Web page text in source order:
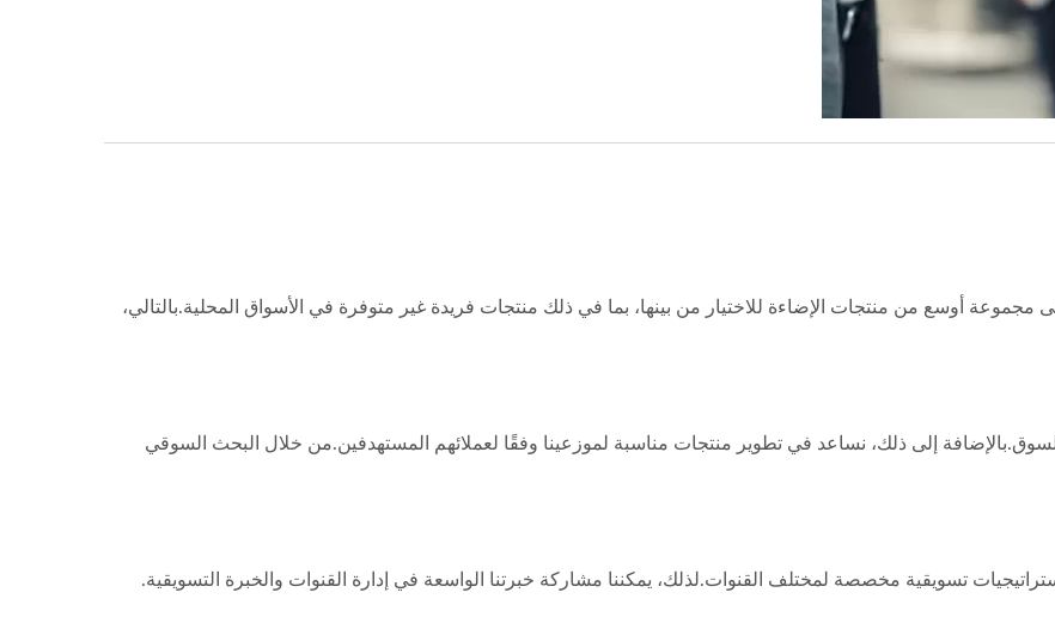
مجموعة أوسع من منتجات الإضاءة للاختيار من بينها، بما في ذلك منتجات فريدة غير متوفرة في الأسواق المحلية.بالتالي،
استطلاعات السوق.بالإضافة إلى ذلك، نساعد في تطوير منتجات مناسبة لموزعينا وفقًا لعملائهم المستهدفين.من خلال البحث السوقي
تسويقية مخصصة لمختلف القنوات.لذلك، يمكننا مشاركة خبرتنا الواسعة في إدارة القنوات والخبرة التسويقية.